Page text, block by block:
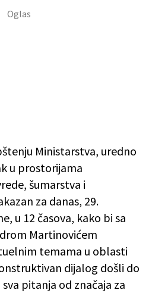
Ministarstva, uredno
u prostorijama
šumarstva i
za danas, 29.
u 12 časova, kako bi sa
Martinovićem
temama u oblasti
dijalog došli do
pitanja od značaja za